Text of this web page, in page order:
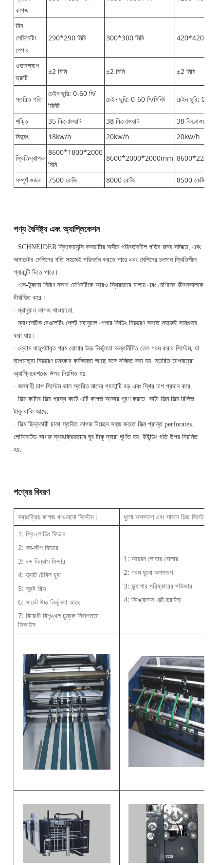
কাগজ
মিন
লেমিনেটিং
পেপার
290*290 মিমি 300*300 মিমি 420*420 মিমি
ওভারল্যাপ
ত্রুটি
±2 মিমি ±2 মিমি ±2 মিমি
স্তরিত গতি
চেইন ছুরি: 0-60 মি/
মিনিট
চেইন ছুরি: 0-60 মি/মিনিট চেইন ছুরি: 0-60
শক্তি 35 কিলোওয়াট 38 কিলোওয়াট
38 কিলোওয়াট
বিদ্যুৎ
18kw/h 20kw/h 20kw/h
স্থিতিস্থাপক
8600*1800*2000
মিমি
8600*2000*2000mm
সম্পূর্ণ ওজন 7500 কেজি 8000 কেজি 8500 কেজি
পণ্য বৈশিষ্ট্য এবং অ্যাপ্লিকেশন
· SCHNEIDER ফ্রিকোয়েন্সি কনভার্টার অসীম পরিবর্তনশীল গতির জন্য সজ্জিত, এবং
অপারেটর মেশিনের গতি সহজেই পরিবর্তন করতে পারে এবং মেশিনের চলমান স্থিতিশীল
গ্যারান্টি দিতে পারে।
· এক-টুকরো নির্মাণ নকশা মেশিনটিকে আরও স্থিরভাবে চালায় এবং মেশিনের জীবনকালকে
দীর্ঘায়িত করে।
· ম্যানুয়াল কাগজ খাওয়ানো.
· ম্যাগনেটিক রেগুলেটিং প্লেট ম্যানুয়াল পেপার ফিডিং নিয়ন্ত্রণ করতে সহজেই সামঞ্জস্য
করা যায়।
· ক্রোম ধাতুপট্টাবৃত গরম রোলার উচ্চ নির্ভুলতা অন্তর্নির্মিত তেল গরম করার সিস্টেম, যা
তাপমাত্রা নিয়ন্ত্রণ চমৎকার কর্মক্ষমতা আছে সঙ্গে সজ্জিত করা হয়. স্তরিত তাপমাত্রা
অ্যাপ্লিকেশনের উপর নিয়মিত হয়.
· জলবাহী চাপ সিস্টেম ভাল স্তরিত মানের গ্যারান্টি বড় এবং স্থির চাপ প্রদান করে.
· ফিল্ম কাটার ফিল্ম প্রস্থ কাটে এটি কাগজ আকার পূরণ করতে. কাটা ফিল্ম ফিল্ম রিলিজ
টাকু বাকি আছে.
· ফিল্ম ছিদ্রকারী চাকা স্তরিত কাগজ বিচ্ছেদ সহজ করতে ফিল্ম প্রান্ত perforates.
লেমিনেটেড কাগজ স্বয়ংক্রিয়ভাবে ঘুর টাকু দ্বারা ঘূর্ণিত হয়. উইন্ডিং গতি উপর নিয়মিত
হয়.
পণ্যের বিবরণ
স্বয়ংক্রিয় কাগজ খাওয়ানো সিস্টেম।
ধুলো অপসারণ এবং সামনে গিল্ড সিস্টেম
1: প্রি-লোডিং ফিডার
2: নন-স্টপ ফিডার
3: বড় বিন্যাস ফিডার
4: ফ্ল্যাট টেবিল চুষা
5: ফ্রন্ট গিল্ড
6: সার্ভো উচ্চ নির্ভুলতা আছে
7: বিরোধী বিশৃঙ্খল চুম্বক নিরাপত্তা
ডিভাইস
1: আয়রন লোহার রোলার
2: গরম ধুলো অপসারণ
3: স্ক্র্যাপার পরিষ্কারের পাউডার
4: সিঙ্ক্রোনাস বেল্ট ড্রাইভ